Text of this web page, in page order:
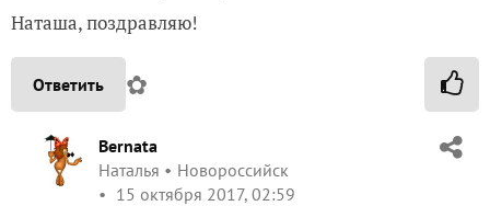
Наташа, поздравляю!
Ответить ✿
Bernata
Наталья
Новороссийск
15 октября 2017, 02:59